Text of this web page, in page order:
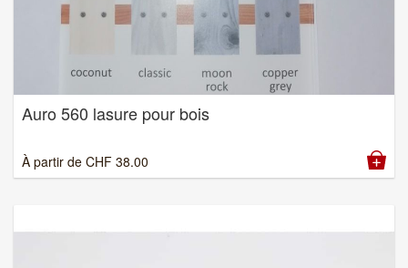
Auro 560 lasure pour bois
À partir de CHF 38.00